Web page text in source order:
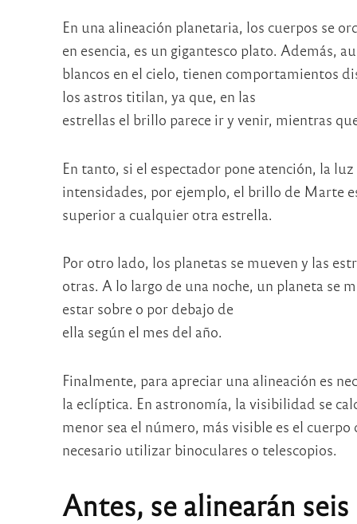
En una alineación planetaria, los cuerpos se
en esencia, es un gigantesco plato. Además,
blancos en el cielo, tienen comportamientos
los astros titilan, ya que, en las
estrellas el brillo parece ir y venir, mientras
En tanto, si el espectador pone atención, la
intensidades, por ejemplo, el brillo de Marte
superior a cualquier otra estrella.
Por otro lado, los planetas se mueven y las
otras. A lo largo de una noche, un planeta se
estar sobre o por debajo de
ella según el mes del año.
Finalmente, para apreciar una alineación es
la eclíptica. En astronomía, la visibilidad se
menor sea el número, más visible es el
necesario utilizar binoculares o telescopios.
Antes, se alinearán